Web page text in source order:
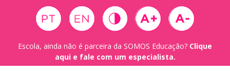
Escola, ainda não é parceira da SOMOS Educação? Clique
aqui e fale com um especialista.